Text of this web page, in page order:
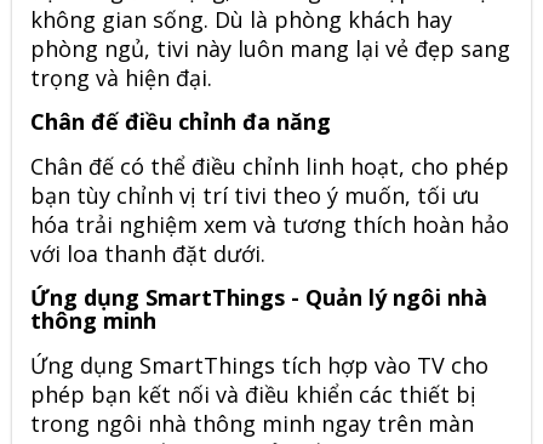
không gian sống. Dù là phòng khách hay
phòng ngủ, tivi này luôn mang lại vẻ đẹp sang
trọng và hiện đại.
Chân đế điều chỉnh đa năng
Chân đế có thể điều chỉnh linh hoạt, cho phép
bạn tùy chỉnh vị trí tivi theo ý muốn, tối ưu
hóa trải nghiệm xem và tương thích hoàn hảo
với loa thanh đặt dưới.
Ứng dụng SmartThings - Quản lý ngôi nhà
thông minh
Ứng dụng SmartThings tích hợp vào TV cho
phép bạn kết nối và điều khiển các thiết bị
trong ngôi nhà thông minh ngay trên màn